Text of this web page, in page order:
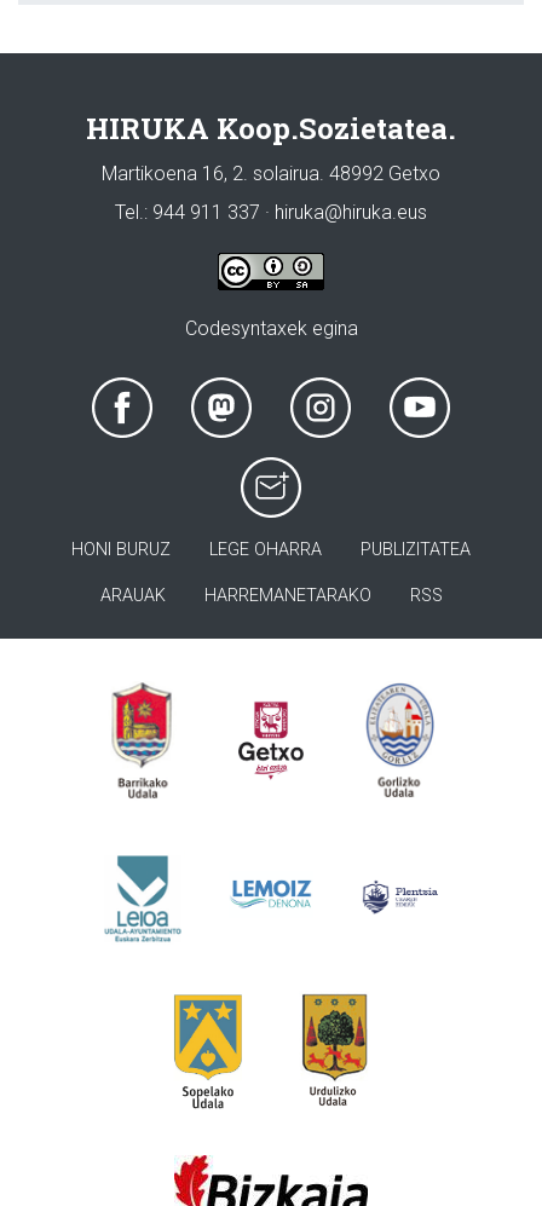
HIRUKA Koop.Sozietatea.
Martikoena 16, 2. solairua. 48992 Getxo
Tel.: 944 911 337 · hiruka@hiruka.eus
Codesyntaxek egina
HONI BURUZ LEGE OHARRA PUBLIZITATEA
ARAUAK HARREMANETARAKO RSS